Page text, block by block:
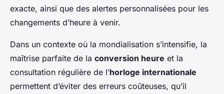
exacte, ainsi que des alertes personnalisées pour les
changements d’heure à venir.
Dans un contexte où la mondialisation s’intensifie, la
maîtrise parfaite de la conversion heure et la
consultation régulière de l’horloge internationale
permettent d’éviter des erreurs coûteuses, qu’il